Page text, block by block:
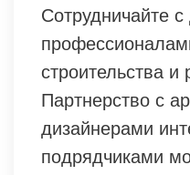
Сотрудничайте с
строительства и
Партнерство с
дизайнерами
подрядчиками